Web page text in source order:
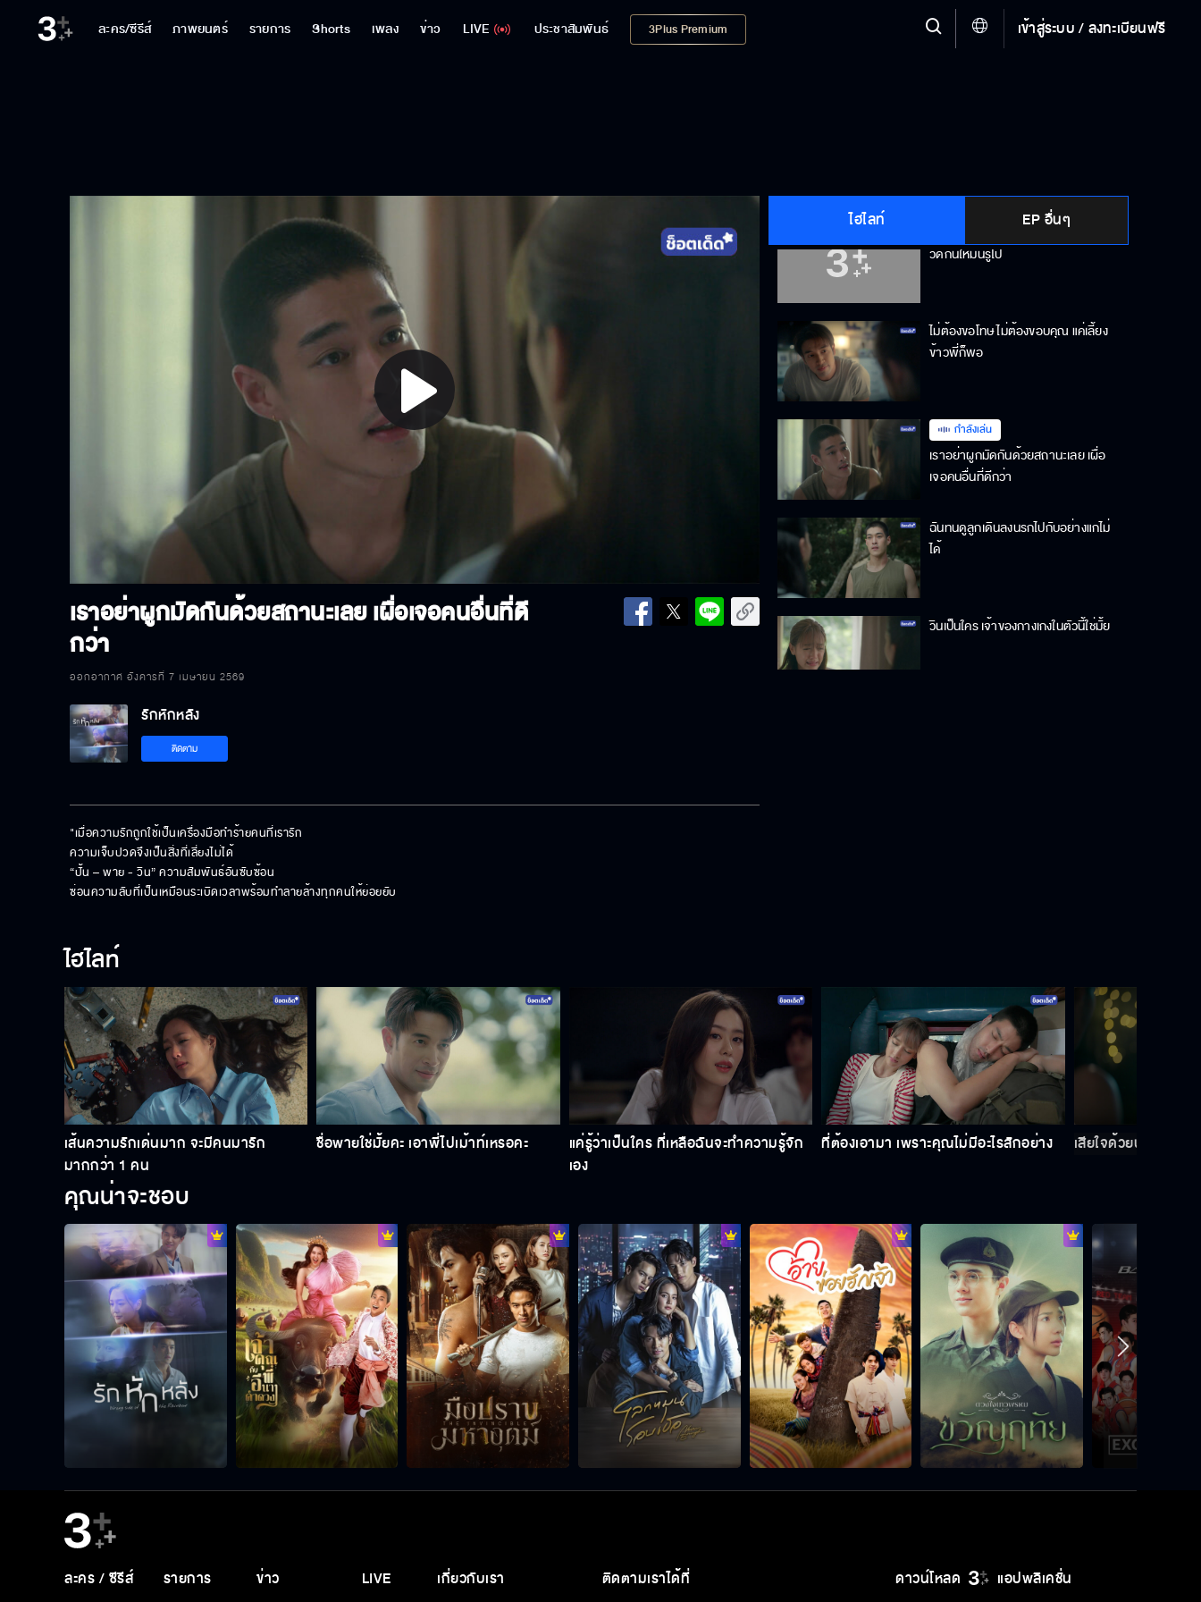
ละคร/ซีรีส์ ภาพยนตร์ รายการ Shorts เพลง ข่าว LIVE ประชาสัมพันธ์ 3Plus Premium เข้าสู่ระบบ / ลงทะเบียนฟรี
Play
Video
เราอย่าผูกมัดกันด้วยสถานะเลย เผื่อเจอคนอื่นที่ดี
กว่า
ออกอากาศ อังคารที่ 7 เมษายน 2569
ไฮไลท์ EP อื่นๆ
โกรธใครเกลียดใคร นึกถึงหน้าคนนั้นไว้
เรื่องพี่ปั้นมันเป็นเรื่องของศักดิ์ศรี มา
วัดกันให้มันรู้ไป
ไม่ต้องขอโทษ ไม่ต้องขอบคุณ แค่เลี้ยง
ข้าวพี่ก็พอ
กำลังเล่น
เราอย่าผูกมัดกันด้วยสถานะเลย เผื่อ
เจอคนอื่นที่ดีกว่า
ฉันทนดูลูกเดินลงนรกไปกับอย่างแกไม่
ได้
วินเป็นใคร เจ้าของกางเกงในตัวนี้ใช่มั้ย
คุณคือสิ่งมหัศจรรย์ในชีวิตผม
พายทำงานอย่างเดียวไม่มีใครมาจีบ
เลยค่ะแม่
เยอะโคตรน่าเบื่อ
เรียนจบจะทำธุรกิจต่อ แล้วจะมาเป็น
เลขาฯ พี่ทำไม
ถ้าโกหกครั้งหนึ่งแล้ว เราก็ต้องโกหก
ต่อไปเรื่อย ๆ
รักหักหลัง
ติดตาม
"เมื่อความรักถูกใช้เป็นเครื่องมือทำร้ายคนที่เรารัก
ความเจ็บปวดจึงเป็นสิ่งที่เลี่ยงไม่ได้
“ปั้น – พาย - วิน” ความสัมพันธ์อันซับซ้อน
ซ่อนความลับที่เป็นเหมือนระเบิดเวลาพร้อมทำลายล้างทุกคนให้ย่อยยับ
ไฮไลท์
เส้นความรักเด่นมาก จะมีคนมารัก
มากกว่า 1 คน
ชื่อพายใช่มั้ยคะ เอาพี่ไปเม้าท์เหรอคะ
แค่รู้ว่าเป็นใคร ที่เหลือฉันจะทำความรู้จัก
เอง
ที่ต้องเอามา เพราะคุณไม่มีอะไรสักอย่าง เสียใจด้วยนะ เรื่อง
คุณน่าจะชอบ
ดาวน์โหลด แอปพลิเคชั่น
ละคร / ซีรีส์ รายการ ข่าว LIVE เกี่ยวกับเรา ติดตามเราได้ที่